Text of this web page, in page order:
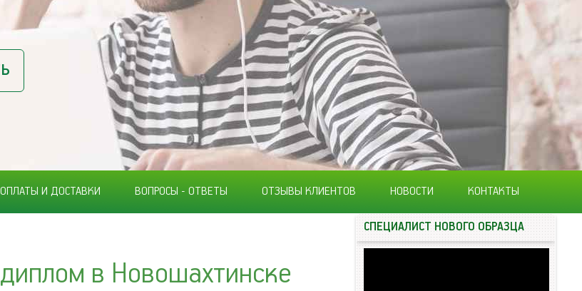
ОПЛАТЫ И ДОСТАВКИ ВОПРОСЫ - ОТВЕТЫ ОТЗЫВЫ КЛИЕНТОВ НОВОСТИ КОНТАКТЫ
в Новошахтинске
СПЕЦИАЛИСТ НОВОГО ОБРАЗЦА